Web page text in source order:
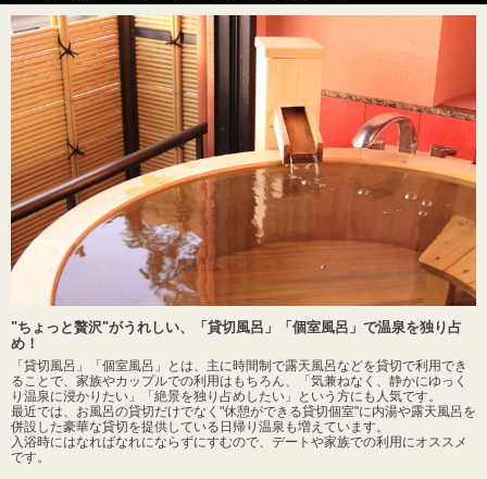
"ちょっと贅沢"がうれしい、「貸切風呂」「個室風呂」で温泉を独り占
め！
「貸切風呂」「個室風呂」とは、主に時間制で露天風呂などを貸切で利用でき
ることで、家族やカップルでの利用はもちろん、「気兼ねなく、静かにゆっく
り温泉に浸かりたい」「絶景を独り占めしたい」という方にも人気です。
最近では、お風呂の貸切だけでなく"休憩ができる貸切個室"に内湯や露天風呂を
併設した豪華な貸切を提供している日帰り温泉も増えています。
入浴時にはなればなれにならずにすむので、デートや家族での利用にオススメ
です。